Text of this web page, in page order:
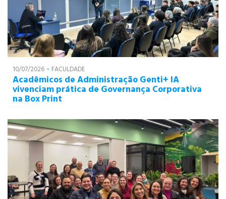
10/07/2026 - FACULDADE
Acadêmicos de Administração Genti+ IA
vivenciam prática de Governança Corporativa
na Box Print